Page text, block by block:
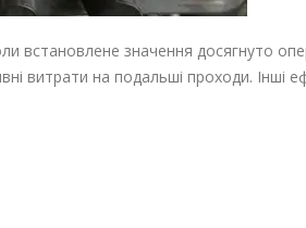
встановлене значення досягнуто
витрати на подальші проходи. Інші